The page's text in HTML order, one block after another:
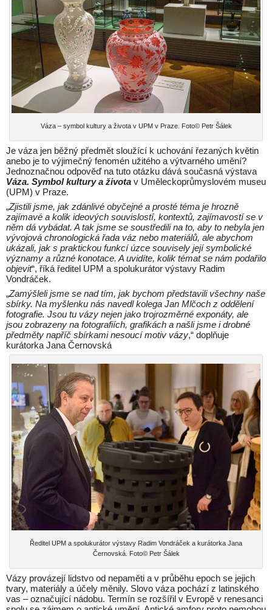
Váza – symbol kultury a života v UPM v Praze. Foto© Petr Šálek
Je váza jen běžný předmět sloužící k uchování řezaných květin
anebo je to výjimečný fenomén užitého a výtvarného umění?
Jednoznačnou odpověď na tuto otázku dává současná výstava
Váza. Symbol kultury a života v Uměleckoprůmyslovém museu
(UPM) v Praze.
„Zjistili jsme, jak zdánlivé obyčejné a prosté téma je hrozně
zajímavé a kolik ideových souvislostí, kontextů, zajímavostí se v
něm dá vybádat. A tak jsme se soustředili na to, aby to nebyla jen
vývojová chronologická řada váz nebo materiálů, ale abychom
ukázali, jak s praktickou funkcí úzce souvisely její symbolické
významy a různé konotace. A uvidíte, kolik témat se nám podařilo
objevit“, říká ředitel UPM a spolukurátor výstavy Radim
Vondráček.
„Zamýšleli jsme se nad tím, jak bychom představili všechny naše
sbírky. Na myšlenku nás navedl kolega Jan Mlčoch z oddělení
fotografie. Jsou tu vázy nejen jako trojrozměrné exponáty, ale
jsou zobrazeny na fotografiích, grafikách a našli jsme i drobné
předměty napříč sbírkami nesoucí motiv vázy,“ doplňuje
kurátorka Jana Černovská
Ředitel UPM a spolukurátor výstavy Radim Vondráček a kurátorka Jana
Černovská. Foto© Petr Šálek
Vázy provázejí lidstvo od nepaměti a v průběhu epoch se jejich
tvary, materiály a účely měnily. Slovo váza pochází z latinského
vas – označující nádobu. Termín se rozšířil v Evropě v renesanci